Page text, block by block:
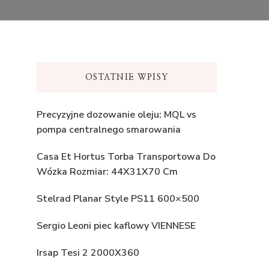
OSTATNIE WPISY
Precyzyjne dozowanie oleju: MQL vs
pompa centralnego smarowania
Casa Et Hortus Torba Transportowa Do
Wózka Rozmiar: 44X31X70 Cm
Stelrad Planar Style PS11 600×500
Sergio Leoni piec kaflowy VIENNESE
Irsap Tesi 2 2000X360